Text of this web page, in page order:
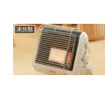
未分類